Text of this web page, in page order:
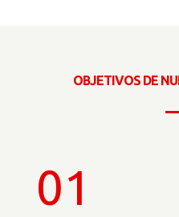
OBJETIVOS DE
01